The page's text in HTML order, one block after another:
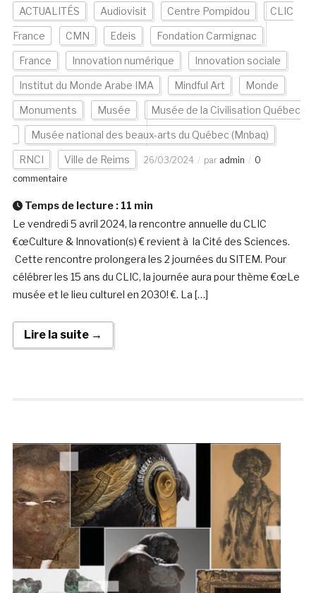
ACTUALITÉS Audiovisit Centre Pompidou CLIC
France CMN Edeis Fondation Carmignac
France Innovation numérique Innovation sociale
Institut du Monde Arabe IMA Mindful Art Monde
Monuments Musée Musée de la Civilisation Québec
Musée national des beaux-arts du Québec (Mnbaq)
RNCI Ville de Reims 26/03/2024 par admin
0
commentaire
Temps de lecture : 11 min
Le vendredi 5 avril 2024, la rencontre annuelle du CLIC
€œCulture & Innovation(s) € revient à la Cité des Sciences.
Cette rencontre prolongera les 2 journées du SITEM. Pour
célébrer les 15 ans du CLIC, la journée aura pour thème €œLe
musée et le lieu culturel en 2030! €. La […]
Lire la suite →